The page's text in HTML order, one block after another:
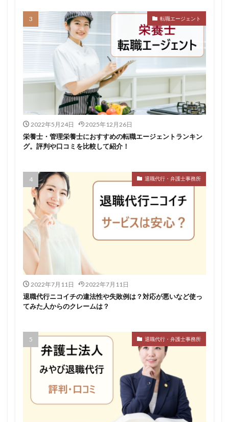
転職エージェント
2022年5月24日 2025年12月26日
栄養士・管理栄養士におすすめの転職エージェントランキン
グ。評判や口コミを比較して紹介！
退職代行・弁護士事務所
2022年7月11日 2022年7月11日
退職代行ニコイチの違法性や失敗例は？対応が悪いなど使っ
てみた人からのクレームは？
退職代行・弁護士事務所